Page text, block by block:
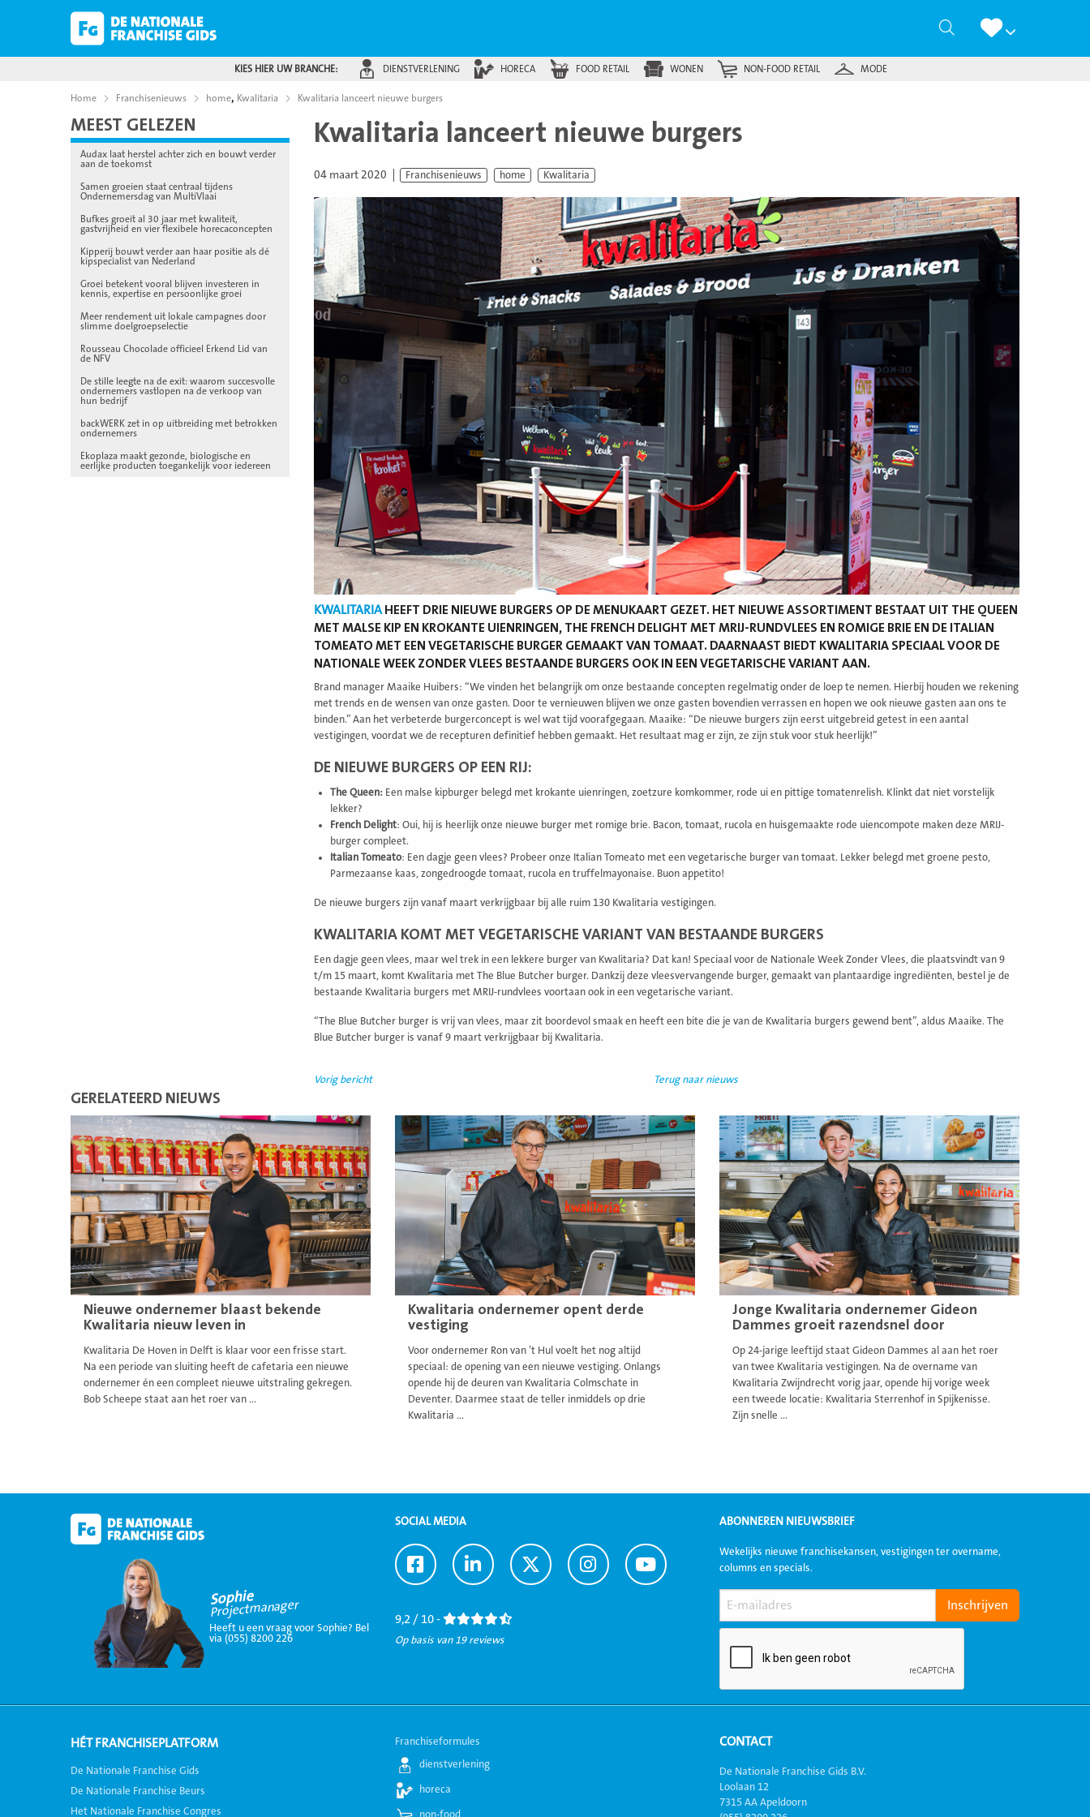
Zoeken
KIES HIER UW BRANCHE: DIENSTVERLENING HORECA FOOD RETAIL WONEN NON-FOOD RETAIL MODE
Home Franchisenieuws home, Kwalitaria Kwalitaria lanceert nieuwe burgers
MEEST GELEZEN
Audax laat herstel achter zich en bouwt verder
aan de toekomst
Samen groeien staat centraal tijdens
Ondernemersdag van MultiVlaai
Bufkes groeit al 30 jaar met kwaliteit,
gastvrijheid en vier flexibele horecaconcepten
Kipperij bouwt verder aan haar positie als dé
kipspecialist van Nederland
Groei betekent vooral blijven investeren in
kennis, expertise en persoonlijke groei
Meer rendement uit lokale campagnes door
slimme doelgroepselectie
Rousseau Chocolade officieel Erkend Lid van
de NFV
De stille leegte na de exit: waarom succesvolle
ondernemers vastlopen na de verkoop van
hun bedrijf
backWERK zet in op uitbreiding met betrokken
ondernemers
Ekoplaza maakt gezonde, biologische en
eerlijke producten toegankelijk voor iedereen
Kwalitaria lanceert nieuwe burgers
04 maart 2020 Franchisenieuws home Kwalitaria
KWALITARIAHEEFT DRIE NIEUWE BURGERS OP DE MENUKAART GEZET. HET NIEUWE ASSORTIMENT BESTAAT UIT THE QUEEN
MET MALSE KIP EN KROKANTE UIENRINGEN, THE FRENCH DELIGHT MET MRIJ-RUNDVLEES EN ROMIGE BRIE EN DE ITALIAN
TOMEATO MET EEN VEGETARISCHE BURGER GEMAAKT VAN TOMAAT. DAARNAAST BIEDT KWALITARIA SPECIAAL VOOR DE
NATIONALE WEEK ZONDER VLEES BESTAANDE BURGERS OOK IN EEN VEGETARISCHE VARIANT AAN.
Brand manager Maaike Huibers: “We vinden het belangrijk om onze bestaande concepten regelmatig onder de loep te nemen. Hierbij houden we rekening
met trends en de wensen van onze gasten. Door te vernieuwen blijven we onze gasten bovendien verrassen en hopen we ook nieuwe gasten aan ons te
binden.” Aan het verbeterde burgerconcept is wel wat tijd voorafgegaan. Maaike: “De nieuwe burgers zijn eerst uitgebreid getest in een aantal
vestigingen, voordat we de recepturen definitief hebben gemaakt. Het resultaat mag er zijn, ze zijn stuk voor stuk heerlijk!”
DE NIEUWE BURGERS OP EEN RIJ:
The Queen: Een malse kipburger belegd met krokante uienringen, zoetzure komkommer, rode ui en pittige tomatenrelish. Klinkt dat niet vorstelijk
lekker?
French Delight: Oui, hij is heerlijk onze nieuwe burger met romige brie. Bacon, tomaat, rucola en huisgemaakte rode uiencompote maken deze MRIJ-
burger compleet.
Italian Tomeato: Een dagje geen vlees? Probeer onze Italian Tomeato met een vegetarische burger van tomaat. Lekker belegd met groene pesto,
Parmezaanse kaas, zongedroogde tomaat, rucola en truffelmayonaise. Buon appetito!
De nieuwe burgers zijn vanaf maart verkrijgbaar bij alle ruim 130 Kwalitaria vestigingen.
KWALITARIA KOMT MET VEGETARISCHE VARIANT VAN BESTAANDE BURGERS
Een dagje geen vlees, maar wel trek in een lekkere burger van Kwalitaria? Dat kan! Speciaal voor de Nationale Week Zonder Vlees, die plaatsvindt van 9
t/m 15 maart, komt Kwalitaria met The Blue Butcher burger. Dankzij deze vleesvervangende burger, gemaakt van plantaardige ingrediënten, bestel je de
bestaande Kwalitaria burgers met MRIJ-rundvlees voortaan ook in een vegetarische variant.
“The Blue Butcher burger is vrij van vlees, maar zit boordevol smaak en heeft een bite die je van de Kwalitaria burgers gewend bent”, aldus Maaike. The
Blue Butcher burger is vanaf 9 maart verkrijgbaar bij Kwalitaria.
Vorig bericht Terug naar nieuws
GERELATEERD NIEUWS
Nieuwe ondernemer blaast bekende
Kwalitaria nieuw leven in
Kwalitaria De Hoven in Delft is klaar voor een frisse start.
Na een periode van sluiting heeft de cafetaria een nieuwe
ondernemer én een compleet nieuwe uitstraling gekregen.
Bob Scheepe staat aan het roer van ...
Lees
meer
Kwalitaria ondernemer opent derde
vestiging
Voor ondernemer Ron van ’t Hul voelt het nog altijd
speciaal: de opening van een nieuwe vestiging. Onlangs
opende hij de deuren van Kwalitaria Colmschate in
Deventer. Daarmee staat de teller inmiddels op drie
Kwalitaria ...
Lees
meer
Jonge Kwalitaria ondernemer Gideon
Dammes groeit razendsnel door
Op 24-jarige leeftijd staat Gideon Dammes al aan het roer
van twee Kwalitaria vestigingen. Na de overname van
Kwalitaria Zwijndrecht vorig jaar, opende hij vorige week
een tweede locatie: Kwalitaria Sterrenhof in Spijkenisse.
Zijn snelle ...
Lees
meer
Sophie
Projectmanager
Heeft u een vraag voor Sophie? Bel
via (055) 8200 226
SOCIAL MEDIA
Ga
naar
Ga
naar
Ga
naar
Ga
naar
Ga
naar
9,2 / 10 -
Op basis van 19 reviews
ABONNEREN NIEUWSBRIEF
Wekelijks nieuwe franchisekansen, vestigingen ter overname,
columns en specials.
HÉT FRANCHISEPLATFORM
De Nationale Franchise Gids
De Nationale Franchise Beurs
Het Nationale Franchise Congres
Franchiseformules
dienstverlening
horeca
non-food
CONTACT
De Nationale Franchise Gids B.V.
Loolaan 12
7315 AA Apeldoorn